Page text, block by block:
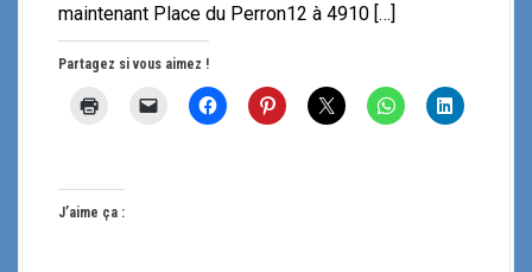
maintenant Place du Perron12 à 4910 […]
Partagez si vous aimez !
J’aime ça :